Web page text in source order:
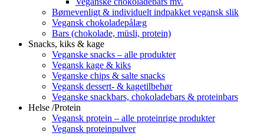
Børnevenligt & individuelt indpakket vegansk slik
Vegansk chokoladepålæg
Bars (chokolade, müsli, protein)
Snacks, kiks & kage
Veganske snacks – alle produkter
Vegansk kage & kiks
Veganske chips & salte snacks
Vegansk dessert- & kagetilbehør
Veganske snackbars, chokoladebars & proteinbars
Helse /Protein
Vegansk protein – alle proteinrige produkter
Vegansk proteinpulver